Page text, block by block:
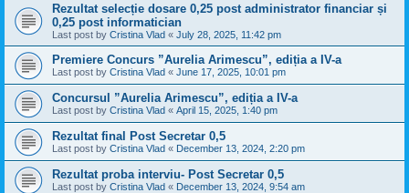
Rezultat selecție dosare 0,25 post administrator financiar și
0,25 post informatician
Last post by Cristina Vlad « July 28, 2025, 11:42 pm
Premiere Concurs ”Aurelia Arimescu”, ediția a IV-a
Last post by Cristina Vlad « June 17, 2025, 10:01 pm
Concursul ”Aurelia Arimescu”, ediția a IV-a
Last post by Cristina Vlad « April 15, 2025, 1:40 pm
Rezultat final Post Secretar 0,5
Last post by Cristina Vlad « December 13, 2024, 2:20 pm
Rezultat proba interviu- Post Secretar 0,5
Last post by Cristina Vlad « December 13, 2024, 9:54 am